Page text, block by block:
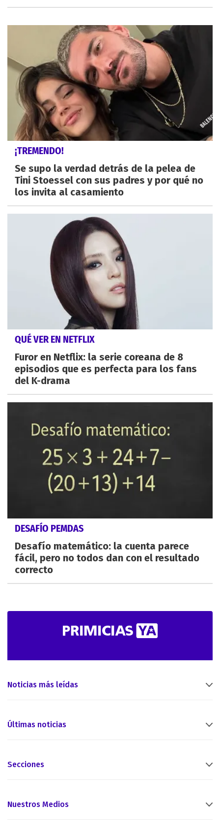
¡TREMENDO!
Se supo la verdad detrás de la pelea de
Tini Stoessel con sus padres y por qué no
los invita al casamiento
QUÉ VER EN NETFLIX
Furor en Netflix: la serie coreana de 8
episodios que es perfecta para los fans
del K-drama
DESAFÍO PEMDAS
Desafío matemático: la cuenta parece
fácil, pero no todos dan con el resultado
correcto
Noticias más leídas
Últimas noticias
Secciones
Nuestros Medios